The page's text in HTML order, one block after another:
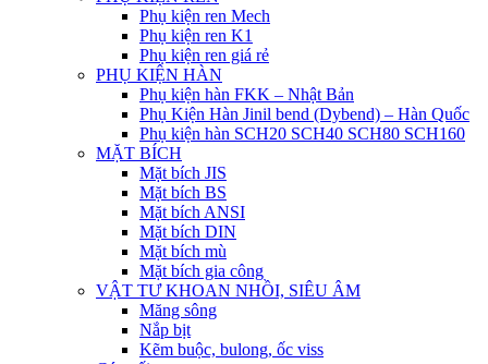
Phụ kiện ren Mech
Phụ kiện ren K1
Phụ kiện ren giá rẻ
PHỤ KIỆN HÀN
Phụ kiện hàn FKK – Nhật Bản
Phụ Kiện Hàn Jinil bend (Dybend) – Hàn Quốc
Phụ kiện hàn SCH20 SCH40 SCH80 SCH160
MẶT BÍCH
Mặt bích JIS
Mặt bích BS
Mặt bích ANSI
Mặt bích DIN
Mặt bích mù
Mặt bích gia công
VẬT TƯ KHOAN NHỒI, SIÊU ÂM
Măng sông
Nắp bịt
Kẽm buộc, bulong, ốc viss